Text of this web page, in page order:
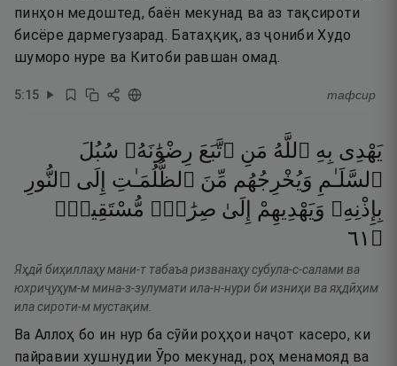
пинҳон медоштед, баён мекунад ва аз тақсироти
бисёре дармегузарад. Батаҳқиқ, аз ҷониби Худо
шуморо нуре ва Китоби равшан омад.
5:15 тафсир
يَهْدِى بِهِ ٱللَّهُ مَنِ ٱتَّبَعَ رِضْوَٰنَهُۥ سُبُلَ
ٱلسَّلَـٰمِ وَيُخْرِجُهُم مِّنَ ٱلظُّلُمَـٰتِ إِلَى ٱلنُّورِ
بِإِذْنِهِۦ وَيَهْدِيهِمْ إِلَىٰ صِرَٰطٍۢ مُّسْتَقِيمٍۢ
۝ ١٦
Яҳдӣ биҳиллаҳу мани-т табаъа ризванаҳу субула-с-салами ва
юхриҷуҳум-м мина-з-зулумати ила-н-нури би изниҳи ва яҳдӣҳим
ила сироти-м мустақим.
Ва Аллоҳ бо ин нур ба сӯйи роҳҳои наҷот касеро, ки
пайравии хушнудии Ӯро мекунад, роҳ менамояд ва